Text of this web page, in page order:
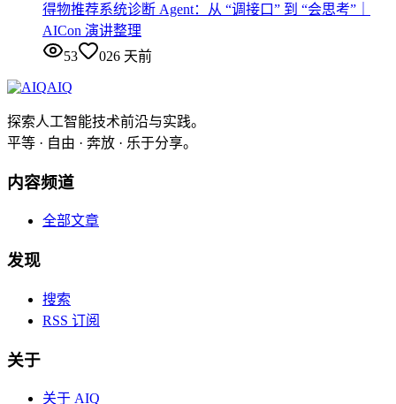
得物推荐系统诊断 Agent：从 “调接口” 到 “会思考”｜
AICon 演讲整理
53
026 天前
AIQ
探索人工智能技术前沿与实践。
平等 · 自由 · 奔放 · 乐于分享。
内容频道
全部文章
发现
搜索
RSS 订阅
关于
关于 AIQ